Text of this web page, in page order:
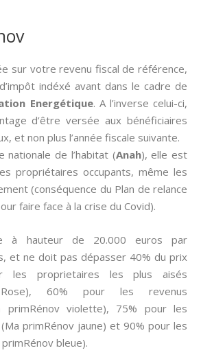
sur votre revenu fiscal de référence,
indéxé avant dans le cadre de
Energétique. A l’inverse celui-ci,
d’être versée aux bénéficiaires
et non plus l’année fiscale suivante.
nationale de l’habitat (Anah), elle est
propriétaires occupants, même les
(conséquence du Plan de relance
faire face à la crise du Covid).
à hauteur de 20.000 euros par
et ne doit pas dépasser 40% du prix
les proprietaires les plus aisés
Rose), 60% pour les revenus
primRénov violette), 75% pour les
primRénov jaune) et 90% pour les
bleue).